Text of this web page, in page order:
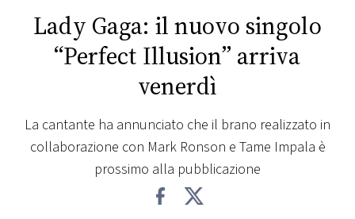
RADIO
WEB
PLAYLIST
Lady Gaga: il nuovo singolo
“Perfect Illusion” arriva
venerdì
La cantante ha annunciato che il brano realizzato in
collaborazione con Mark Ronson e Tame Impala è
prossimo alla pubblicazione